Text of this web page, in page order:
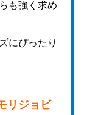
も強く求め
にぴったり
リジョビ